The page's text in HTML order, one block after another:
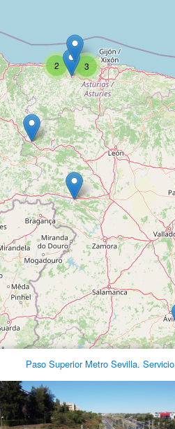
2 3
Paso Superior Metro Sevilla. Servicio